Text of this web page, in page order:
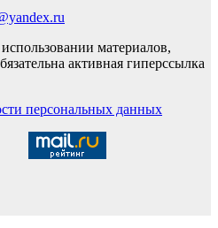
материалов,
активная гиперссылка
персональных данных